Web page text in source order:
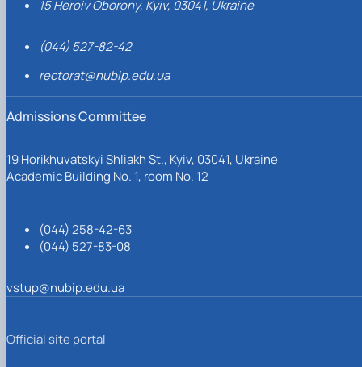
15 Heroiv Oborony, Kyiv, 03041, Ukraine
(044) 527-82-42
rectorat@nubip.edu.ua
Admissions Committee
19 Horikhuvatskyi Shliakh St., Kyiv, 03041, Ukraine
Academic Building No. 1, room No. 12
(044) 258-42-63
(044) 527-83-08
vstup@nubip.edu.ua
Official site portal